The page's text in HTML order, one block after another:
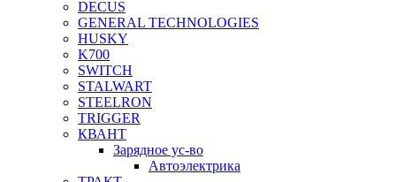
DECUS
GENERAL TECHNOLOGIES
HUSKY
K700
SWITCH
STALWART
STEELRON
TRIGGER
КВАНТ
Зарядное ус-во
Автоэлектрика